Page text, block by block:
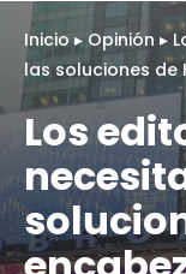
Inicio▸ Opinión ▸
las soluciones de
Los